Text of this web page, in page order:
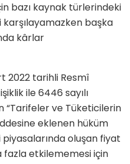
bazı kaynak türlerindeki
başka
kârlar
2022 tarihli Resmî
ile 6446 sayılı
“Tarifeler ve Tüketicilerin
eklenen hüküm
oluşan fiyat
fazla etkilememesi için